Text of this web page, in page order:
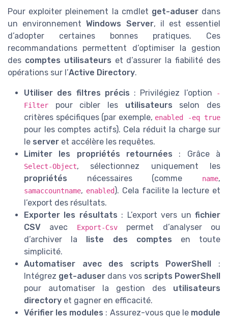
Pour exploiter pleinement la cmdlet get-aduserdans
un environnementWindows Server, il est essentiel
d’adopter certaines bonnes pratiques. Ces
recommandations permettent d’optimiser la gestion
des comptes utilisateurs et d’assurer la fiabilité des
opérations sur l’Active Directory.
Utiliser des filtres précis : Privilégiez l’option
-
Filter pour cibler les utilisateurs selon des
critères spécifiques (par exemple, enabled -eq true
pour les comptes actifs). Cela réduit la charge sur
le server et accélère les requêtes.
Limiter les propriétés retournées : Grâce à
Select-Object, sélectionnez uniquement les
propriétés nécessaires (comme name,
samaccountname, enabled). Cela facilite la lecture et
l’export des résultats.
Exporter les résultats : L’export vers unfichier
CSV avec Export-Csvpermet d’analyser ou
d’archiver la liste des comptes en toute
simplicité.
Automatiser avec des scripts PowerShell :
Intégrez get-aduser dans vos scripts PowerShell
pour automatiser la gestion des utilisateurs
directory et gagner en efficacité.
Vérifier les modules : Assurez-vous que le module